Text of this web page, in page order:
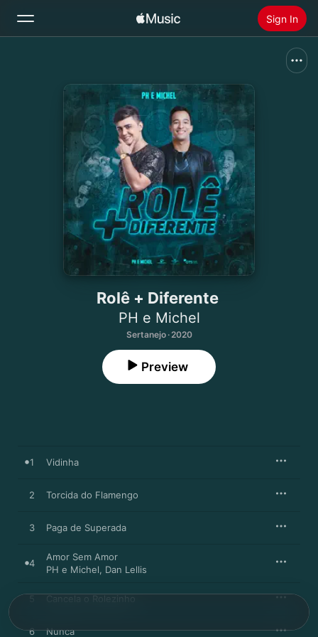
Sign In
Install Apple Music
Rolê + Diferente
PH e Michel
Sertanejo · 2020
Preview
1 Vidinha
2 Torcida do Flamengo
3 Paga de Superada
4
Amor Sem Amor
PH e Michel, Dan Lellis
Cancela o Rolezinho
6 Nunca